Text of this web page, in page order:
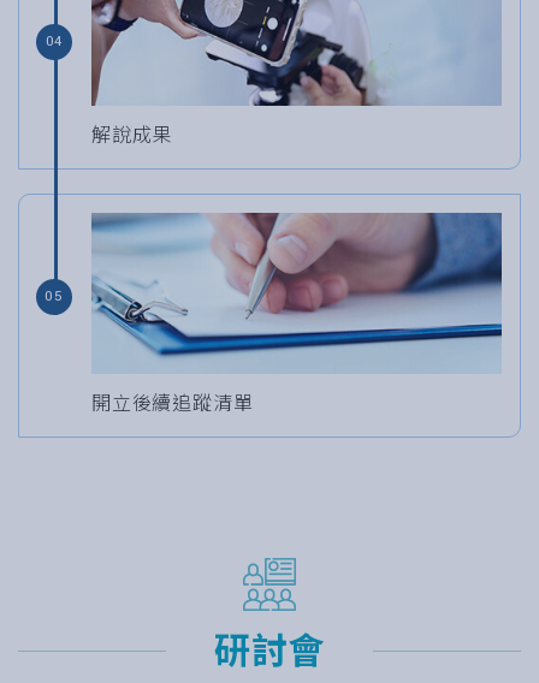
04
解說成果
05
開立後續追蹤清單
研討會